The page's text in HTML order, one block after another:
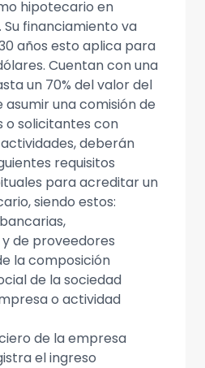
hipotecario en
financiamiento va
años esto aplica para
Cuentan con una
un 70% del valor del
asumir una comisión de
o solicitantes con
deberán
requisitos
para acreditar un
siendo estos:
de proveedores
la composición
de la sociedad
o actividad
de la empresa
el ingreso